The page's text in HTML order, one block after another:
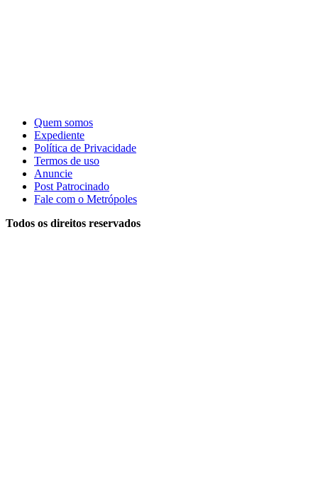
Quem somos
Expediente
Política de Privacidade
Termos de uso
Anuncie
Post Patrocinado
Fale com o Metrópoles
Todos os direitos reservados